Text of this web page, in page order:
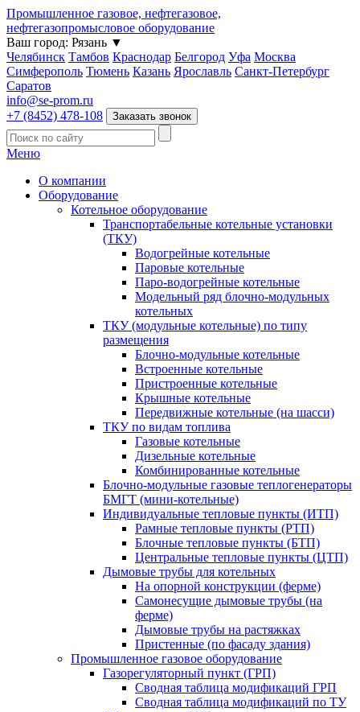
Промышленное газовое, нефтегазовое,
нефтегазопромысловое оборудование
Ваш город: Рязань ▼
Челябинск Тамбов Краснодар Белгород Уфа Москва
Симферополь Тюмень Казань Ярославль Санкт-Петербург
Саратов
info@se-prom.ru
+7 (8452) 478-108
Заказать звонок
Меню
О компании
Оборудование
Котельное оборудование
Транспортабельные котельные установки
(ТКУ)
Водогрейные котельные
Паровые котельные
Паро-водогрейные котельные
Модельный ряд блочно-модульных
котельных
ТКУ (модульные котельные) по типу
размещения
Блочно-модульные котельные
Встроенные котельные
Пристроенные котельные
Крышные котельные
Передвижные котельные (на шасси)
ТКУ по видам топлива
Газовые котельные
Дизельные котельные
Комбинированные котельные
Блочно-модульные газовые теплогенераторы
БМГТ (мини-котельные)
Индивидуальные тепловые пункты (ИТП)
Рамные тепловые пункты (РТП)
Блочные тепловые пункты (БТП)
Центральные тепловые пункты (ЦТП)
Дымовые трубы для котельных
На опорной конструкции (ферме)
Самонесущие дымовые трубы (на
ферме)
Дымовые трубы на растяжках
Пристенные (по фасаду здания)
Промышленное газовое оборудование
Газорегуляторный пункт (ГРП)
Сводная таблица модификаций ГРП
Сводная таблица модификаций по ТУ